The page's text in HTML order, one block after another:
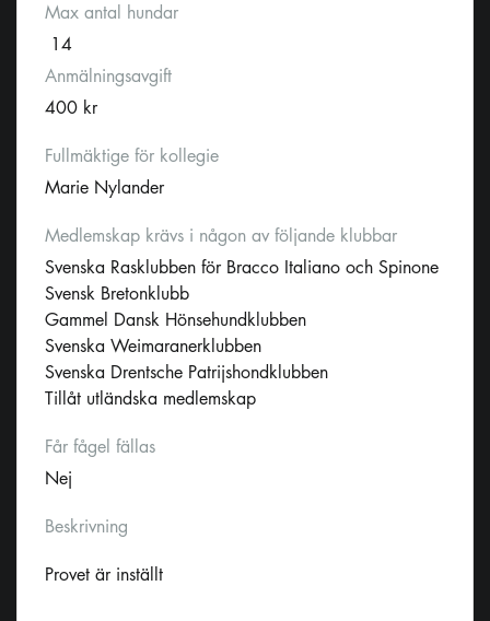
Max antal hundar
14
Anmälningsavgift
400 kr
Fullmäktige för kollegie
Marie Nylander
Medlemskap krävs i någon av följande klubbar
Svenska Rasklubben för Bracco Italiano och Spinone
Svensk Bretonklubb
Gammel Dansk Hönsehundklubben
Svenska Weimaranerklubben
Svenska Drentsche Patrijshondklubben
Tillåt utländska medlemskap
Får fågel fällas
Nej
Beskrivning
Provet är inställt